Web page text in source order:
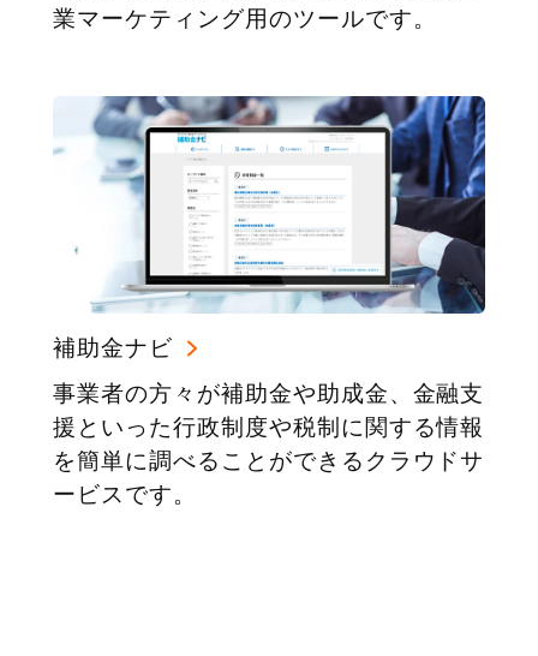
業マーケティング用のツールです。
補助金ナビ
事業者の方々が補助金や助成金、金融支
援といった行政制度や税制に関する情報
を簡単に調べることができるクラウドサ
ービスです。